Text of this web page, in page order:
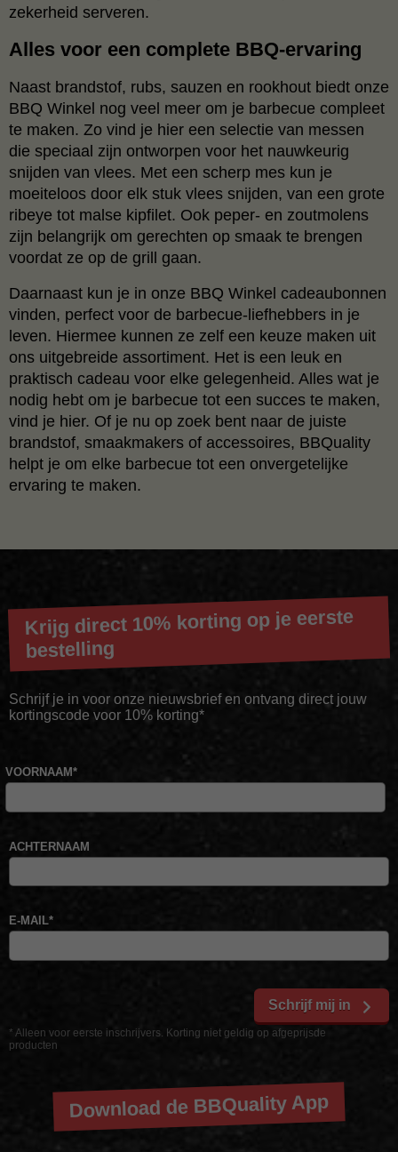
zekerheid serveren.
Alles voor een complete BBQ-ervaring
Naast brandstof, rubs, sauzen en rookhout biedt onze
BBQ Winkel nog veel meer om je barbecue compleet
te maken. Zo vind je hier een selectie van messen
die speciaal zijn ontworpen voor het nauwkeurig
snijden van vlees. Met een scherp mes kun je
moeiteloos door elk stuk vlees snijden, van een grote
ribeye tot malse kipfilet. Ook peper- en zoutmolens
zijn belangrijk om gerechten op smaak te brengen
voordat ze op de grill gaan.
Daarnaast kun je in onze BBQ Winkel cadeaubonnen
vinden, perfect voor de barbecue-liefhebbers in je
leven. Hiermee kunnen ze zelf een keuze maken uit
ons uitgebreide assortiment. Het is een leuk en
praktisch cadeau voor elke gelegenheid. Alles wat je
nodig hebt om je barbecue tot een succes te maken,
vind je hier. Of je nu op zoek bent naar de juiste
brandstof, smaakmakers of accessoires, BBQuality
helpt je om elke barbecue tot een onvergetelijke
ervaring te maken.
Krijg direct 10% korting op je eerste
bestelling
Schrijf je in voor onze nieuwsbrief en ontvang direct jouw
kortingscode voor 10% korting*
* Alleen voor eerste inschrijvers. Korting niet geldig op afgeprijsde
producten
VOORNAAM*
ACHTERNAAM
E-MAIL*
Schrijf mij in
Download de BBQuality App